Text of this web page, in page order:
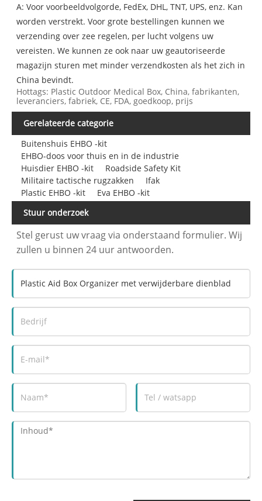
A: Voor voorbeeldvolgorde, FedEx, DHL, TNT, UPS, enz. Kan
worden verstrekt. Voor grote bestellingen kunnen we
verzending over zee regelen, per lucht volgens uw
vereisten. We kunnen ze ook naar uw geautoriseerde
magazijn sturen met minder verzendkosten als het zich in
China bevindt.
Hottags: Plastic Outdoor Medical Box, China, fabrikanten,
leveranciers, fabriek, CE, FDA, goedkoop, prijs
Gerelateerde categorie
Buitenshuis EHBO -kit
EHBO-doos voor thuis en in de industrie
Huisdier EHBO -kit
Roadside Safety Kit
Militaire tactische rugzakken
Ifak
Plastic EHBO -kit
Eva EHBO -kit
Stuur onderzoek
Stel gerust uw vraag via onderstaand formulier. Wij
zullen u binnen 24 uur antwoorden.